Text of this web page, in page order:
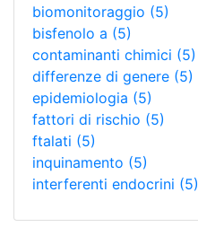
biomonitoraggio (5)
bisfenolo a (5)
contaminanti chimici (5)
differenze di genere (5)
epidemiologia (5)
fattori di rischio (5)
ftalati (5)
inquinamento (5)
interferenti endocrini (5)